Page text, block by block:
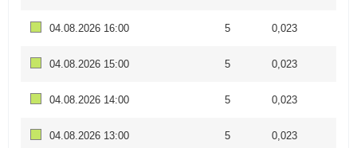
04.08.2026 16:00 5 0,023
04.08.2026 15:00 5 0,023
04.08.2026 14:00 5 0,023
04.08.2026 13:00 5 0,023